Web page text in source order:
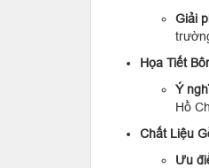
Giải
Họa Tiết
Ý
Hồ
Chất Liệu
Ưu